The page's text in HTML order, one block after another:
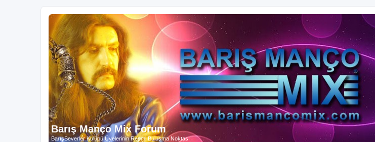
Barış Manço Mix Forum
BarışSeverler Kulübü Üyelerinin Resmi Buluşma Noktası